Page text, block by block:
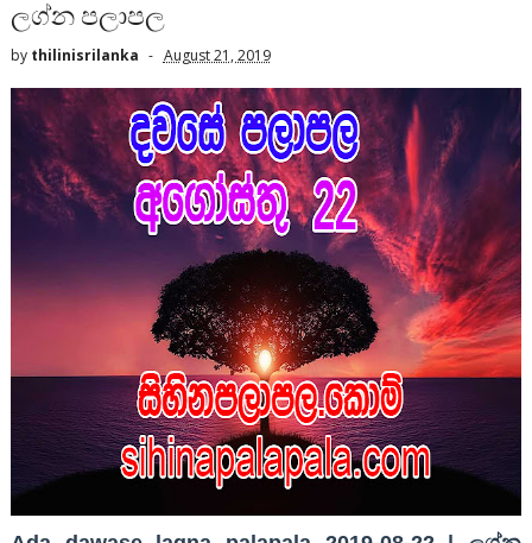
ලග්න පලාපල
by thilinisrilanka August 21, 2019